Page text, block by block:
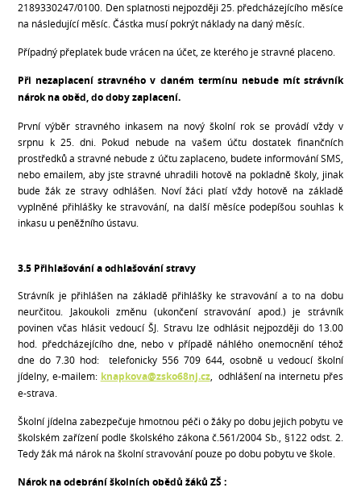
2189330247/0100. Den splatnosti nejpozději 25. předcházejícího měsíce
na následující měsíc. Částka musí pokrýt náklady na daný měsíc.
Případný přeplatek bude vrácen na účet, ze kterého je stravné placeno.
Při nezaplacení stravného v daném termínu nebude mít strávník
nárok na oběd, dodoby zaplacení.
První výběr stravného inkasem na nový školní rok se provádí vždy v
srpnu k 25. dni. Pokud nebude na vašem účtu dostatek finančních
prostředků a stravné nebude z účtu zaplaceno, budete informování SMS,
nebo emailem, aby jste stravné uhradili hotově na pokladně školy, jinak
bude žák ze stravy odhlášen. Noví žáci platí vždy hotově na základě
vyplněné přihlášky ke stravování, na další měsíce podepíšou souhlas k
inkasu u peněžního ústavu.
3.5 Přihlašování a odhlašování stravy
Strávník je přihlášen na základě přihlášky ke stravování a to na dobu
neurčitou. Jakoukoli změnu (ukončení stravování apod.) je strávník
povinen včas hlásit vedoucí ŠJ. Stravu lze odhlásit nejpozději do 13.00
hod. předcházejícího dne, nebo v případě náhlého onemocnění téhož
dne do 7.30 hod: telefonicky 556 709 644, osobně u vedoucí školní
jídelny, e-mailem: knapkova@zsko68nj.cz, odhlášení na internetu přes
e-strava.
Školní jídelna zabezpečuje hmotnou péči o žáky po dobu jejich pobytu ve
školském zařízení podle školského zákona č.561/2004 Sb., §122 odst. 2.
Tedy žák má nárok na školní stravování pouze po dobu pobytu ve škole.
Nárok na odebrání školních obědů žáků ZŠ :